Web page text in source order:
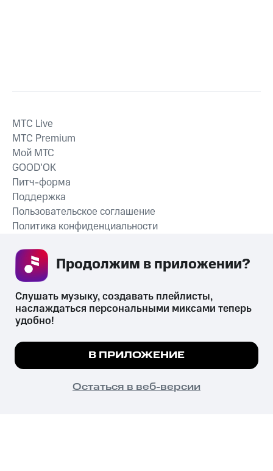
СКАЧАТЬ ПРИЛОЖЕНИЕ
MTС Live
MTС Premium
Мой МТС
GOOD’OK
Питч-форма
Поддержка
Пользовательское соглашение
Политика конфиденциальности
психотропных веществ, их аналогов причиняет вред здоровью,
их незаконный оборот запрещён и влечёт установленную
законодательством ответственность.
© 2026 ООО «КИОН».
Все права защищены
Мы используем куки, чтобы на сайте все
Подробнее
ПОНЯТНО
Слушать музыку, создавать плейлисты,
наслаждаться персональными миксами теперь
удобно!
В ПРИЛОЖЕНИЕ
Остаться в веб-версии